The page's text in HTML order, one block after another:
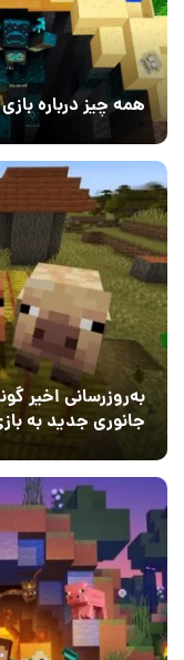
همه چیز درباره
به‌روزرسانی اخیر
جانوری جدید به